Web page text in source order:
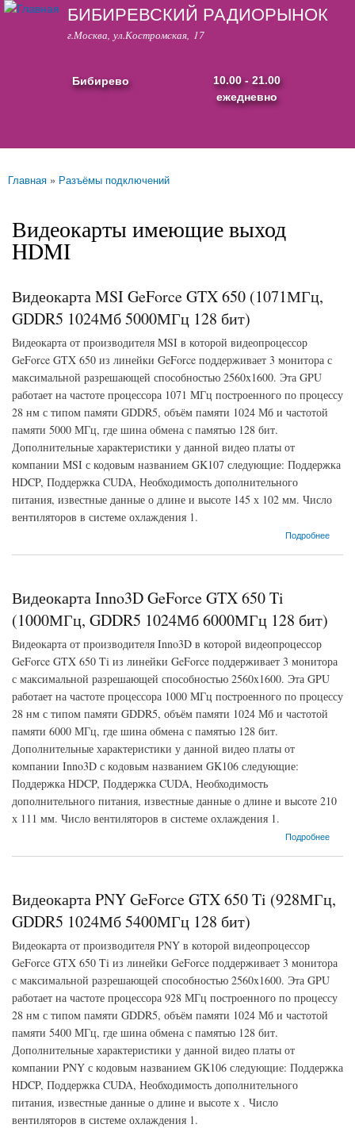
Перейти к
содержанию
БИБИРЕВСКИЙ РАДИОРЫНОК
г.Москва, ул.Костромская, 17
Бибирево
10.00 - 21.00
ежедневно
Вы здесь
Главная » Разъёмы подключений
Видеокарты имеющие выход
HDMI
Видеокарта MSI GeForce GTX 650 (1071МГц,
GDDR5 1024Мб 5000МГц 128 бит)
Видеокарта от производителя MSI в которой видеопроцессор
GeForce GTX 650 из линейки GeForce поддерживает 3 монитора с
максимальной разрешающей способностью 2560x1600. Эта GPU
работает на частоте процессора 1071 МГц построенного по процессу
28 нм с типом памяти GDDR5, объём памяти 1024 Мб и частотой
памяти 5000 МГц, где шина обмена с памятью 128 бит.
Дополнительные характеристики у данной видео платы от
компании MSI с кодовым названием GK107 следующие: Поддержка
HDCP, Поддержка CUDA, Необходимость дополнительного
питания, известные данные о длине и высоте 145 х 102 мм. Число
вентиляторов в системе охлаждения 1.
Подробнее
о Видеокарта MSI GeForce GTX 650 (1071МГц, GDDR5 1024Мб 5000МГц 128 бит)
Видеокарта Inno3D GeForce GTX 650 Ti
(1000МГц, GDDR5 1024Мб 6000МГц 128 бит)
Видеокарта от производителя Inno3D в которой видеопроцессор
GeForce GTX 650 Ti из линейки GeForce поддерживает 3 монитора
с максимальной разрешающей способностью 2560x1600. Эта GPU
работает на частоте процессора 1000 МГц построенного по процессу
28 нм с типом памяти GDDR5, объём памяти 1024 Мб и частотой
памяти 6000 МГц, где шина обмена с памятью 128 бит.
Дополнительные характеристики у данной видео платы от
компании Inno3D с кодовым названием GK106 следующие:
Поддержка HDCP, Поддержка CUDA, Необходимость
дополнительного питания, известные данные о длине и высоте 210
х 111 мм. Число вентиляторов в системе охлаждения 1.
Подробнее
о Видеокарта Inno3D GeForce GTX 650 Ti (1000МГц, GDDR5 1024Мб 6000МГц 128 бит)
Видеокарта PNY GeForce GTX 650 Ti (928МГц,
GDDR5 1024Мб 5400МГц 128 бит)
Видеокарта от производителя PNY в которой видеопроцессор
GeForce GTX 650 Ti из линейки GeForce поддерживает 3 монитора
с максимальной разрешающей способностью 2560x1600. Эта GPU
работает на частоте процессора 928 МГц построенного по процессу
28 нм с типом памяти GDDR5, объём памяти 1024 Мб и частотой
памяти 5400 МГц, где шина обмена с памятью 128 бит.
Дополнительные характеристики у данной видео платы от
компании PNY с кодовым названием GK106 следующие: Поддержка
HDCP, Поддержка CUDA, Необходимость дополнительного
питания, известные данные о длине и высоте х . Число
вентиляторов в системе охлаждения 1.